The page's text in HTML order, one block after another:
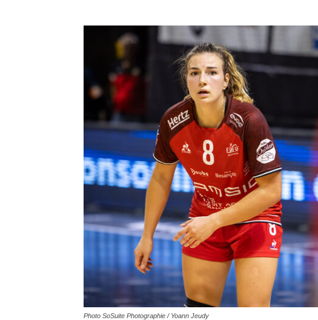
Photo SoSuite Photographie / Yoann Jeudy